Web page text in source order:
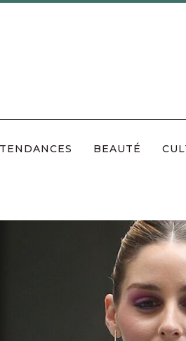
TENDANCES BEAUTÉ